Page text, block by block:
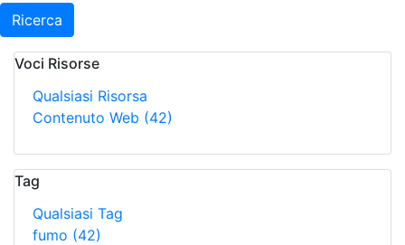
Ricerca
Voci Risorse
Qualsiasi Risorsa
Contenuto Web (42)
Tag
Qualsiasi Tag
fumo (42)